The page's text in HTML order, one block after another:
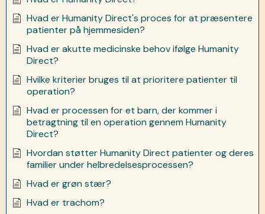
Hvad er Humanity Direct's proces for at præsentere
patienter på hjemmesiden?
Hvad er akutte medicinske behov ifølge Humanity
Direct?
Hvilke kriterier bruges til at prioritere patienter til
operation?
Hvad er processen for et barn, der kommer i
betragtning til en operation gennem Humanity
Direct?
Hvordan støtter Humanity Direct patienter og deres
familier under helbredelsesprocessen?
Hvad er grøn stær?
Hvad er trachom?